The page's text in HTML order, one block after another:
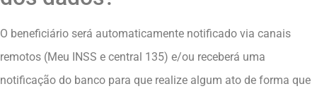
O beneficiário será automaticamente notificado via canais
remotos (Meu INSS e central 135) e/ou receberá uma
notificação do banco para que realize algum ato de forma que